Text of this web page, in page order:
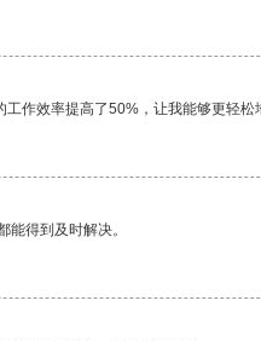
作效率提高了50%，让我能够更轻松
能得到及时解决。